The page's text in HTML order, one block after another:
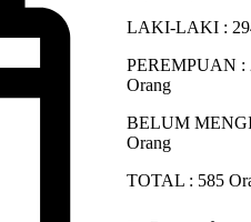
LAKI-LAKI :
PEREMPUAN :
Orang
BELUM
Orang
TOTAL : 585